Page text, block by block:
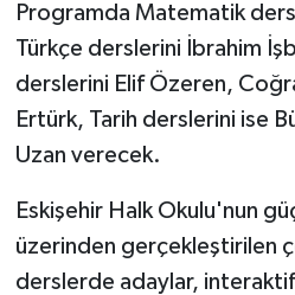
Programda Matematik
Türkçe derslerini İbrahim
derslerini Elif Özeren,
Ertürk, Tarih derslerini ise
Uzan verecek.
Eskişehir Halk Okulu'nun
üzerinden gerçekleştirilen
derslerde adaylar, interaktif